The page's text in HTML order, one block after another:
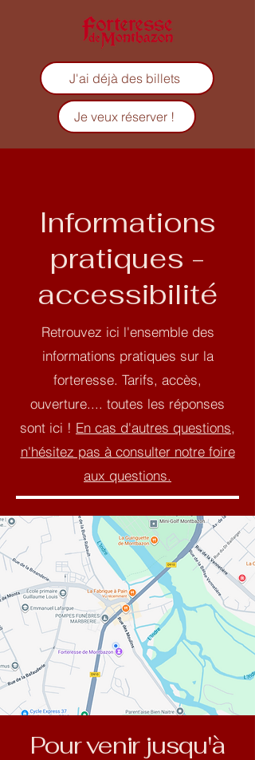
J'ai déjà des billets
Je veux réserver !
Informations
pratiques -
accessibilité
Retrouvez ici l'ensemble des
informations pratiques sur la
forteresse. Tarifs, accès,
ouverture.... toutes les réponses
sont ici ! En cas d'autres questions,
n'hésitez pas à consulter notre foire
aux questions.
Pour venir jusqu'à